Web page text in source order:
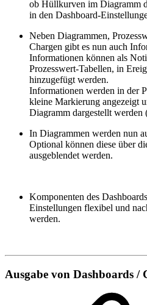
ob Hüllkurven im Diagramm
in den Dashboard-
Neben Diagrammen,
Chargen gibt es nun auch
Informationen können als
Prozesswert-Tabellen, in
hinzugefügt werden.
Informationen werden in der
kleine Markierung angezeigt
Diagramm dargestellt werden
In Diagrammen werden nun
Optional können diese über
ausgeblendet werden.
Komponenten des
Einstellungen flexibel und
werden.
Ausgabe von Dashboards /